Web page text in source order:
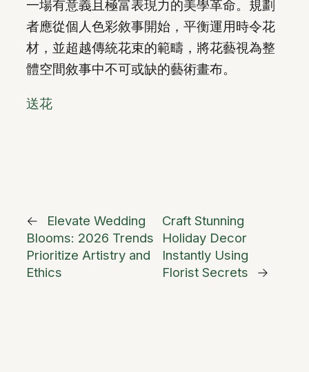
一場有意義且極富表現力的美學革命。規劃
者應從個人色彩敘事開始，平衡運用時令花
材，並超越傳統花束的範疇，將花藝視為整
體空間敘事中不可或缺的藝術畫布。
送花
←
Elevate Wedding
Blooms: 2026 Trends
Prioritize Artistry and
Ethics
Craft Stunning
Holiday Decor
Instantly Using
Florist Secrets
→